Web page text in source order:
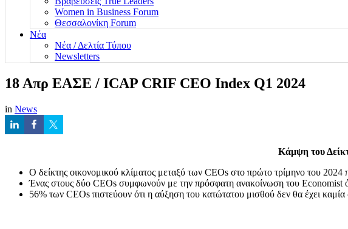
Women in Business Forum
Θεσσαλονίκη Forum
Νέα
Νέα / Δελτία Τύπου
Newsletters
18 Απρ ΕΑΣΕ / ICAP CRIF CEO Index Q1 2024
in News
Κάμψη του
Ο δείκτης οικονομικού κλίματος μεταξύ των CEOs στο πρώτο τρίμηνο του
Ένας στους δύο CEOs συμφωνούν με την πρόσφατη ανακοίνωση του Economist
56% των CEOs πιστεύουν ότι η αύξηση του κατώτατου μισθού δεν θα έχει